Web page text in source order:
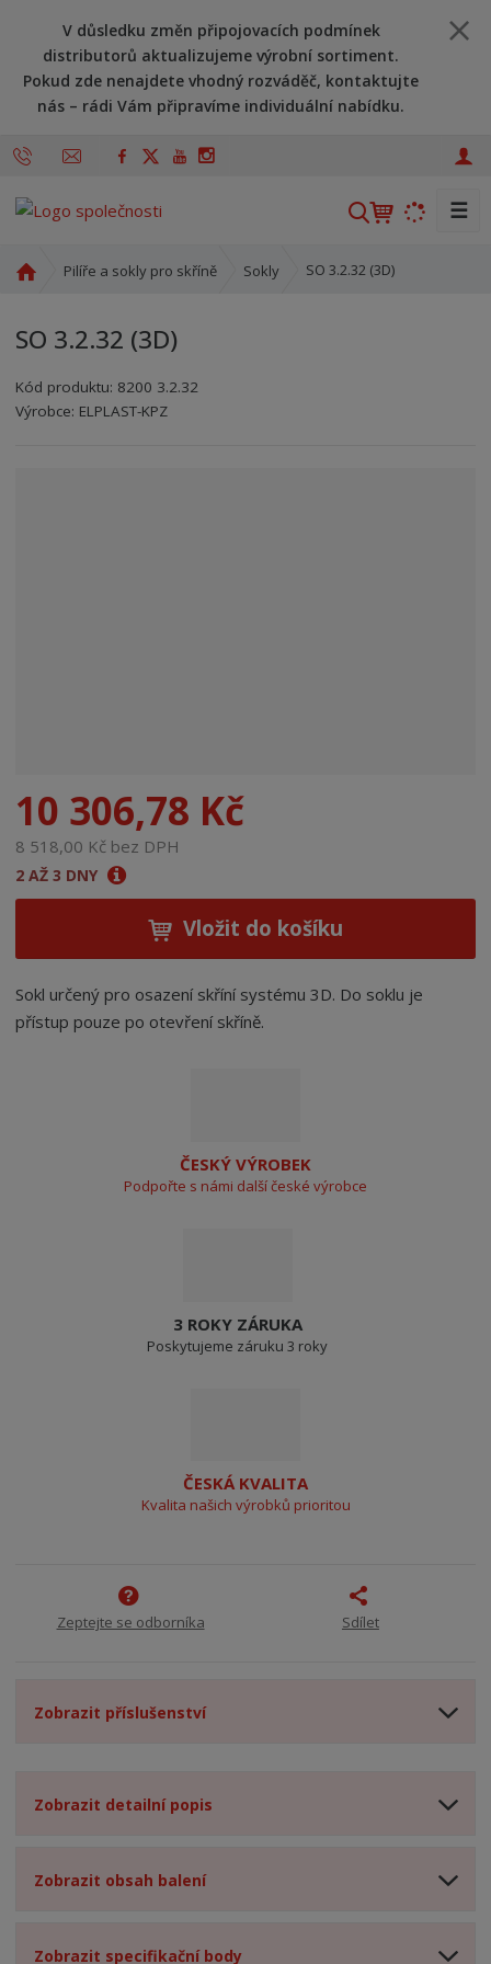
V důsledku změn připojovacích podmínek
distributorů aktualizujeme výrobní sortiment.
Pokud zde nenajdete vhodný rozváděč, kontaktujte
nás – rádi Vám připravíme individuální nabídku.
V
h
☰
d
í
s
Pilíře a sokly pro skříně Sokly SO 3.2.32 (3D)
SO 3.2.32 (3D)
Kód produktu: 8200 3.2.32
Kód výrobce: 8595208613555
Kód dodavatele:8595208613555
Výrobce: ELPLAST-KPZ
10 306,78 Kč
8 518,00 Kč bez DPH
2 AŽ 3 DNY
Vložit do košíku
Sokl určený pro osazení skříní systému 3D. Do soklu je
přístup pouze po otevření skříně.
ČESKÝ VÝROBEK
Podpořte s námi další české výrobce
3 ROKY ZÁRUKA
Poskytujeme záruku 3 roky
ČESKÁ KVALITA
Kvalita našich výrobků prioritou
Zeptejte se odborníka Sdílet
Zobrazit příslušenství
Zobrazit detailní popis
Zobrazit obsah balení
Zobrazit specifikační body